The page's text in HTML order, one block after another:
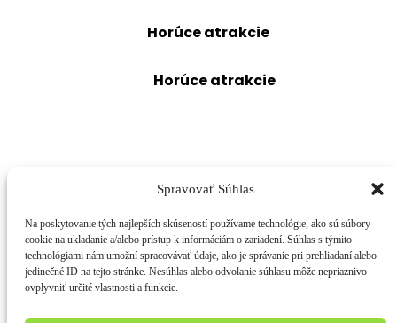
Spravovať Súhlas
Na poskytovanie tých najlepších skúseností používame technológie, ako sú súbory
cookie na ukladanie a/alebo prístup k informáciám o zariadení. Súhlas s týmito
technológiami nám umožní spracovávať údaje, ako je správanie pri prehliadaní alebo
jedinečné ID na tejto stránke. Nesúhlas alebo odvolanie súhlasu môže nepriaznivo
ovplyvniť určité vlastnosti a funkcie.
Horúce atrakcie
Horúce atrakcie
FacebookInstagramYoutubeTiktok
OCHRANA OSOBNÝCH ÚDAJOV KONTAKT COOKIES
OCHRANA OSOBNÝCH ÚDAJOV
KONTAKT